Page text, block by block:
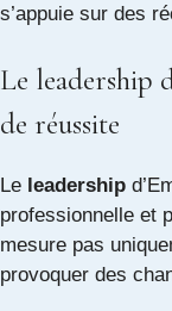
s’appuie sur des
Le leadership
de réussite
Le leadership
professionnelle et
mesure pas
provoquer des